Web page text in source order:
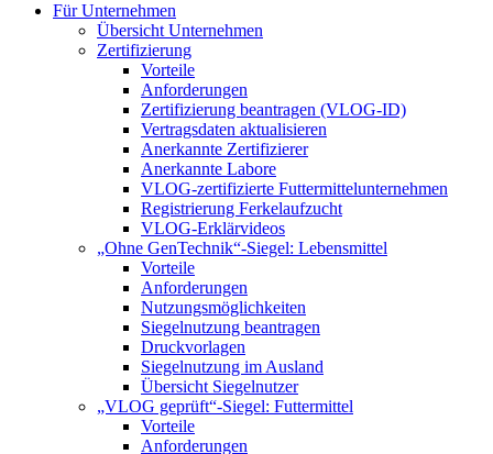
Für Unternehmen
Übersicht Unternehmen
Zertifizierung
Vorteile
Anforderungen
Zertifizierung beantragen (VLOG-ID)
Vertragsdaten aktualisieren
Anerkannte Zertifizierer
Anerkannte Labore
VLOG-zertifizierte Futtermittelunternehmen
Registrierung Ferkelaufzucht
VLOG-Erklärvideos
„Ohne GenTechnik“-Siegel: Lebensmittel
Vorteile
Anforderungen
Nutzungsmöglichkeiten
Siegelnutzung beantragen
Druckvorlagen
Siegelnutzung im Ausland
Übersicht Siegelnutzer
„VLOG geprüft“-Siegel: Futtermittel
Vorteile
Anforderungen